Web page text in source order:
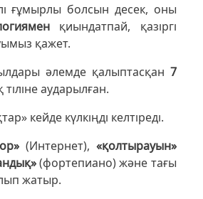
ғұмырлы болсын десек, оны
қиындатпай, қазіргі
қажет.
әлемде қалыптасқан 7
тіліне аударылған.
кейде күлкіңді келтіреді.
(Интернет), «қолтырауын»
(фортепиано) және тағы
жатыр.